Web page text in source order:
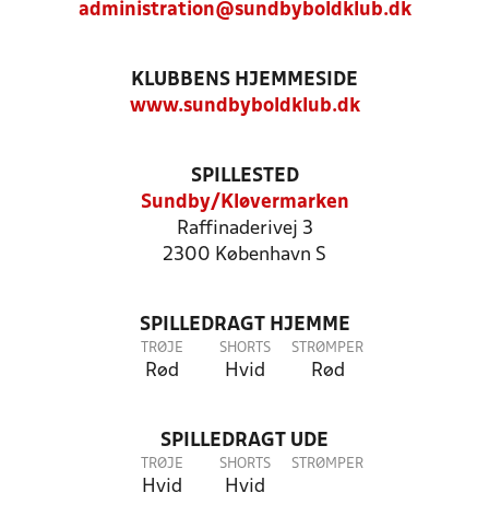
administration@sundbyboldklub.dk
KLUBBENS HJEMMESIDE
www.sundbyboldklub.dk
SPILLESTED
Sundby/Kløvermarken
Raffinaderivej 3
2300 København S
SPILLEDRAGT HJEMME
TRØJE
Rød
SHORTS
Hvid
STRØMPER
Rød
SPILLEDRAGT UDE
TRØJE
Hvid
SHORTS
Hvid
STRØMPER